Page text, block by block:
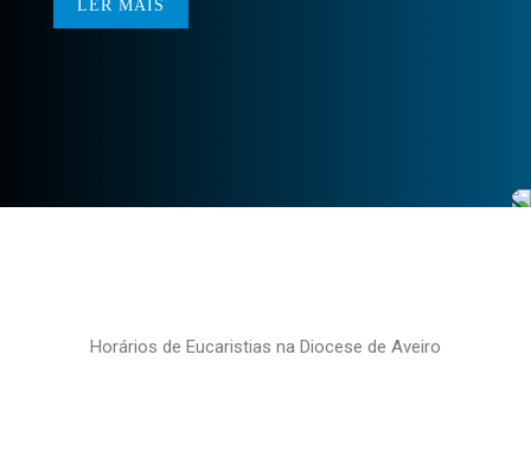
LER MAIS
Horários de Eucaristias na Diocese de Aveiro